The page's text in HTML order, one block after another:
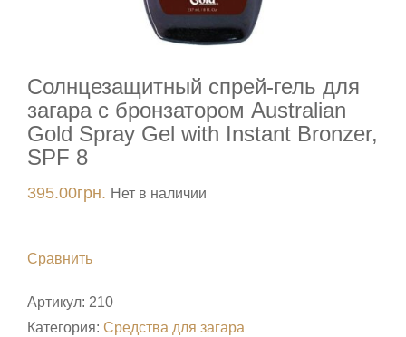
Солнцезащитный спрей-гель для
загара с бронзатором Australian
Gold Spray Gel with Instant Bronzer,
SPF 8
395.00грн. Нет в наличии
Сравнить
Артикул: 210
Категория: Средства для загара